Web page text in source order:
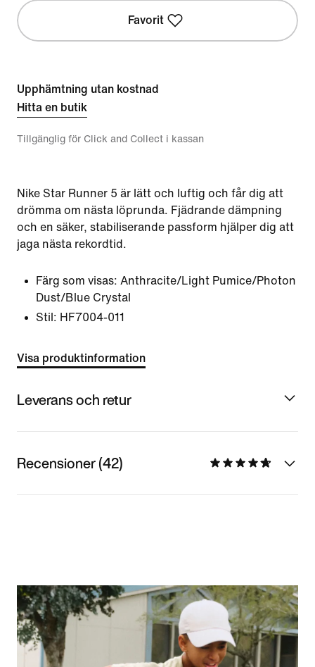
Favorit
Upphämtning utan kostnad
Hitta en butik
Tillgänglig för Click and Collect i kassan
Nike Star Runner 5 är lätt och luftig och får dig att
drömma om nästa löprunda. Fjädrande dämpning
och en säker, stabiliserande passform hjälper dig att
jaga nästa rekordtid.
Färg som visas: Anthracite/Light Pumice/Photon
Dust/Blue Crystal
Stil: HF7004-011
Visa produktinformation
Leverans och retur
Recensioner (42)